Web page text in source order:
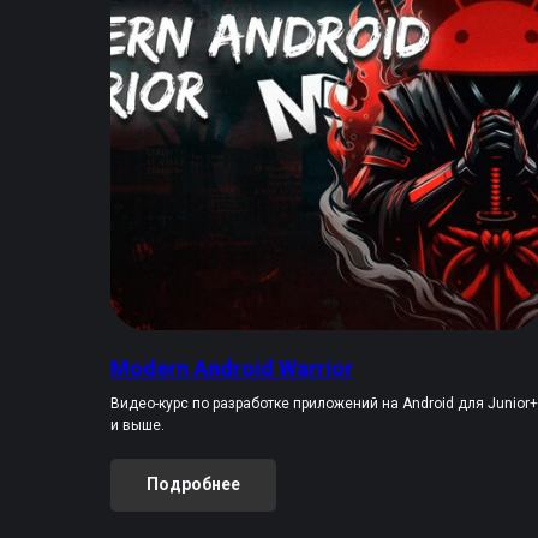
Modern Android Warrior
Видео-курс по разработке приложений на Android для Junior+
и выше.
Подробнее